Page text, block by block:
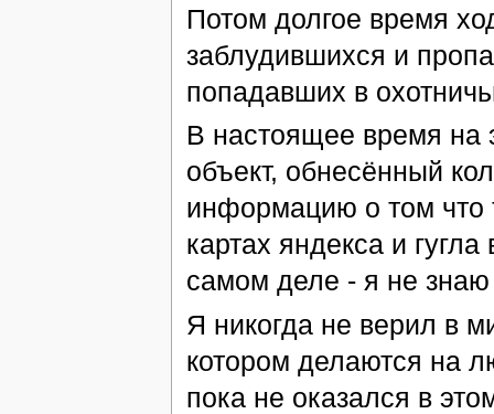
Потом долгое время
заблудившихся и
попадавших в
В настоящее время на
объект, обнесённый
информацию о том что
картах яндекса и
самом деле - я не знаю
Я никогда не верил в
котором делаются на
пока не оказался в